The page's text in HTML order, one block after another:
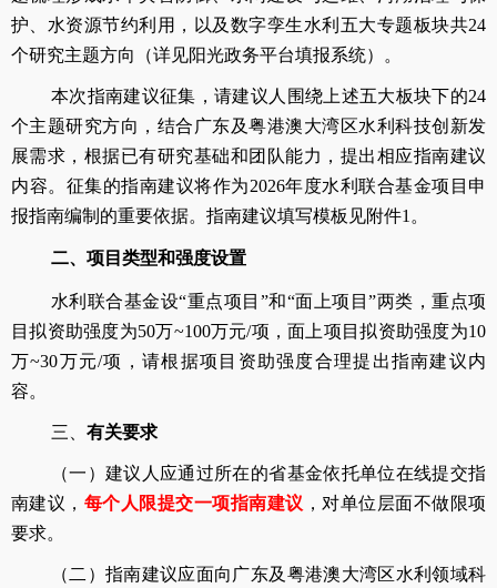
护、水资源节约利用，以及数字孪生水利五大专题板块共24
个研究主题方向（详见阳光政务平台填报系统）。
本次指南建议征集，请建议人围绕上述五大板块下的24
个主题研究方向，结合广东及粤港澳大湾区水利科技创新发
展需求，根据已有研究基础和团队能力，提出相应指南建议
内容。征集的指南建议将作为2026年度水利联合基金项目申
报指南编制的重要依据。指南建议填写模板见附件1。
二、 项目类型和强度设置
水利联合基金设“重点项目”和“面上项目”两类，重点项
目拟资助强度为50万~100万元/项，面上项目拟资助强度为10
万~30万元/项，请根据项目资助强度合理提出指南建议内
容。
三、 有关要求
（一）建议人应通过所在的省基金依托单位在线提交指
南建议， 每个人限提交一项指南建议 ，对单位层面不做限项
要求。
（二）指南建议应面向广东及粤港澳大湾区水利领域科